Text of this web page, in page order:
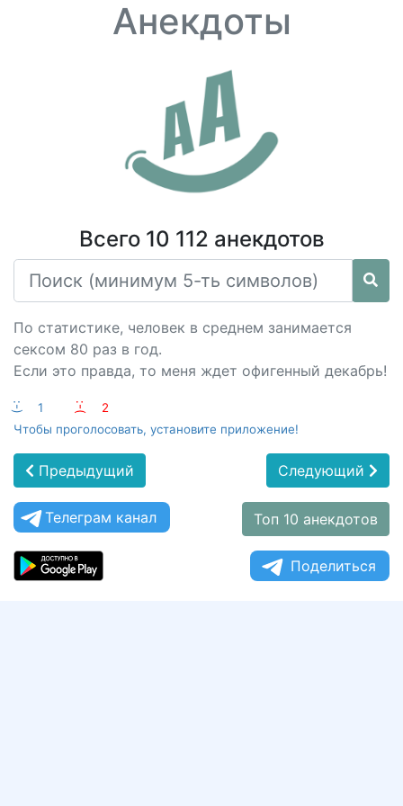
Анекдоты
Всего 10 112 анекдотов
По статистике, человек в среднем занимается
сексом 80 раз в год.
Если это правда, то меня ждет офигенный декабрь!
:-) 1 :-(
2
Чтобы проголосовать, установите приложение!
Предыдущий Следующий
Телеграм канал Топ 10 анекдотов
Поделиться